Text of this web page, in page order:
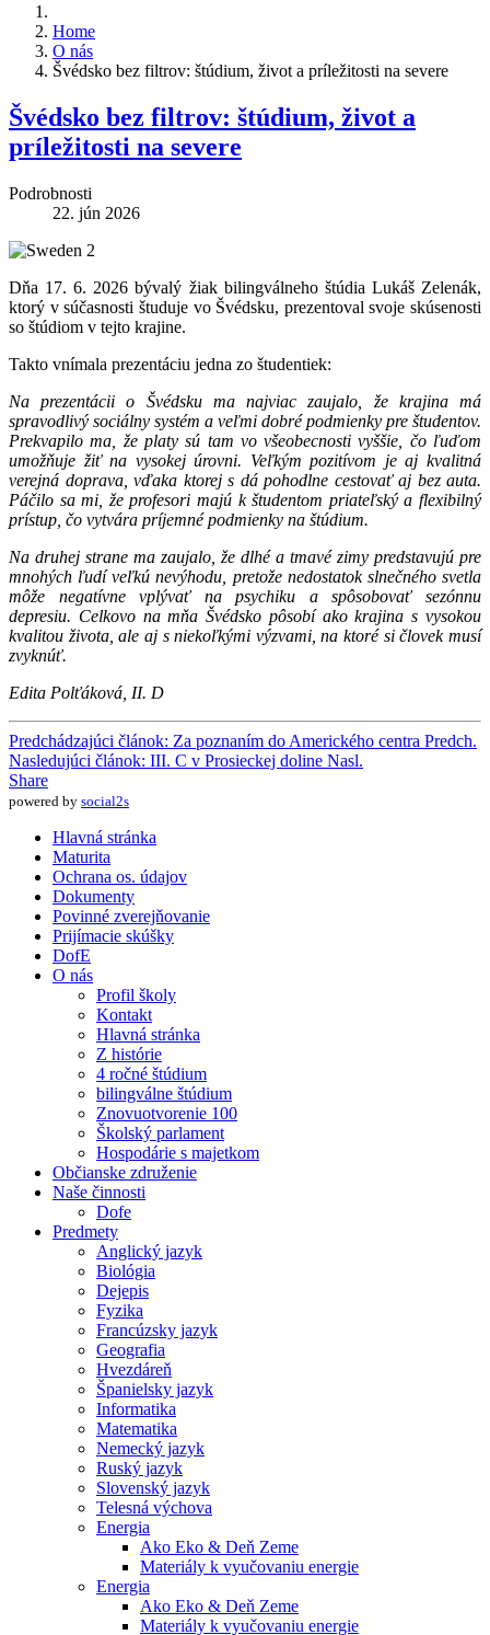
Home
O nás
Švédsko bez filtrov: štúdium, život a príležitosti na severe
Švédsko bez filtrov: štúdium, život a
príležitosti na severe
Podrobnosti
22. jún 2026
Dňa 17. 6. 2026 bývalý žiak bilingválneho štúdia Lukáš Zelenák,
ktorý v súčasnosti študuje vo Švédsku, prezentoval svoje skúsenosti
so štúdiom v tejto krajine.
Takto vnímala prezentáciu jedna zo študentiek:
Na prezentácii o Švédsku ma najviac zaujalo, že krajina má
spravodlivý sociálny systém a veľmi dobré podmienky pre študentov.
Prekvapilo ma, že platy sú tam vo všeobecnosti vyššie, čo ľuďom
umožňuje žiť na vysokej úrovni. Veľkým pozitívom je aj kvalitná
verejná doprava, vďaka ktorej s dá pohodlne cestovať aj bez auta.
Páčilo sa mi, že profesori majú k študentom priateľský a flexibilný
prístup, čo vytvára príjemné podmienky na štúdium.
Na druhej strane ma zaujalo, že dlhé a tmavé zimy predstavujú pre
mnohých ľudí veľkú nevýhodu, pretože nedostatok slnečného svetla
môže negatívne vplývať na psychiku a spôsobovať sezónnu
depresiu. Celkovo na mňa Švédsko pôsobí ako krajina s vysokou
kvalitou života, ale aj s niekoľkými výzvami, na ktoré si človek musí
zvyknúť.
Edita Polťáková, II. D
Predchádzajúci článok: Za poznaním do Amerického centra Predch.
Nasledujúci článok: III. C v Prosieckej doline Nasl.
Share
powered by social2s
Hlavná stránka
Maturita
Ochrana os. údajov
Dokumenty
Povinné zverejňovanie
Prijímacie skúšky
DofE
O nás
Profil školy
Kontakt
Hlavná stránka
Z histórie
4 ročné štúdium
bilingválne štúdium
Znovuotvorenie 100
Školský parlament
Hospodárie s majetkom
Občianske združenie
Naše činnosti
Dofe
Predmety
Anglický jazyk
Biológia
Dejepis
Fyzika
Francúzsky jazyk
Geografia
Hvezdáreň
Španielsky jazyk
Informatika
Matematika
Nemecký jazyk
Ruský jazyk
Slovenský jazyk
Telesná výchova
Energia
Ako Eko & Deň Zeme
Materiály k vyučovaniu energie
Energia
Ako Eko & Deň Zeme
Materiály k vyučovaniu energie